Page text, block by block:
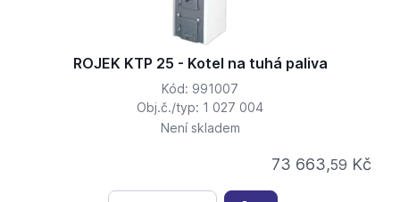
ROJEK KTP 25 - Kotel na tuhá paliva
Kód: 991007
Obj.č./typ: 1 027 004
Není skladem
73 663,59 Kč